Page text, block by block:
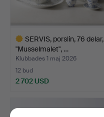
SERVIS, porslin, 76 delar,
"Musselmalet", …
Klubbades 1 maj 2026
12 bud
2 702 USD